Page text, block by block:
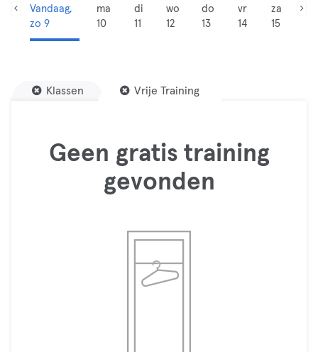
Vandaag,
zo 9
ma
10
di
11
wo
12
do
13
vr
14
za
15
Klassen Vrije Training
Geen gratis training
gevonden